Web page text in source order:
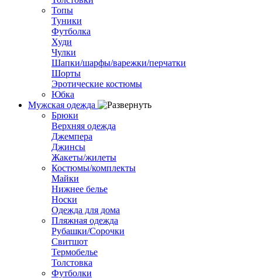
Топы
Туники
Футболка
Худи
Чулки
Шапки/шарфы/варежки/перчатки
Шорты
Эротические костюмы
Юбка
Мужская одежда
Брюки
Верхняя одежда
Джемпера
Джинсы
Жакеты/жилеты
Костюмы/комплекты
Майки
Нижнее белье
Носки
Одежда для дома
Пляжная одежда
Рубашки/Сорочки
Свитшот
Термобелье
Толстовка
Футболки